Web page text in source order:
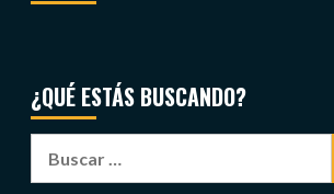
¿QUÉ ESTÁS BUSCANDO?